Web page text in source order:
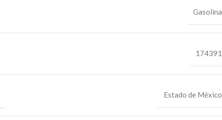
Gasolina
174391
Estado de México